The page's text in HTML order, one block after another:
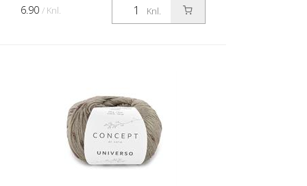
Knl.
6.90 / Knl.